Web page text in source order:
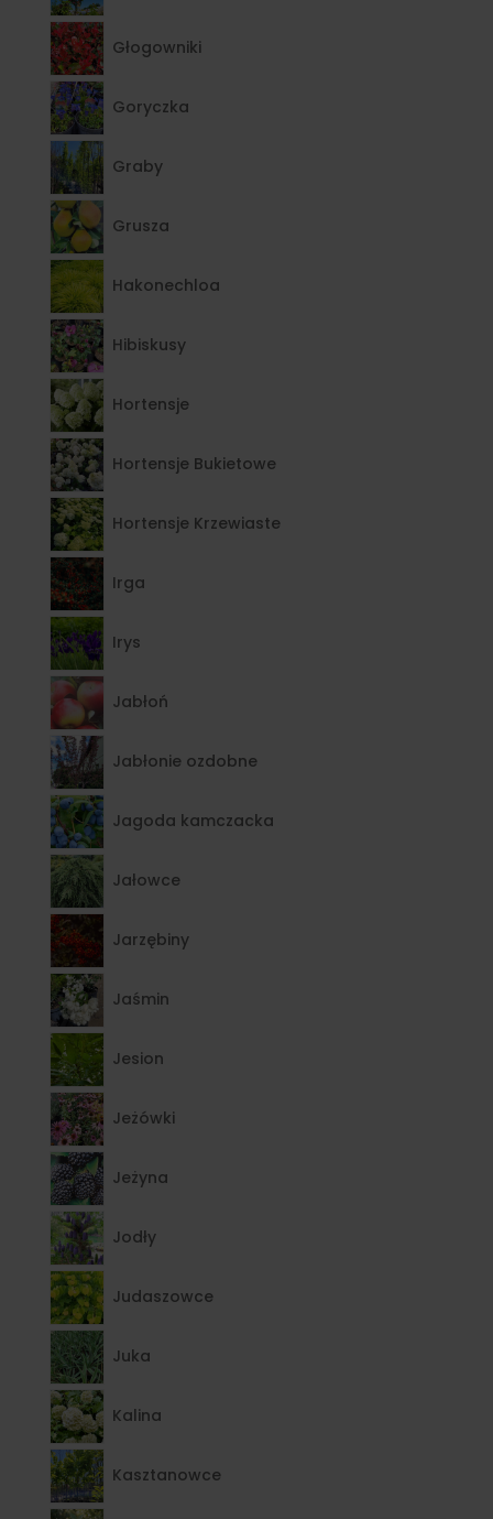
Głogowniki
Goryczka
Graby
Grusza
Hakonechloa
Hibiskusy
Hortensje
Hortensje Bukietowe
Hortensje Krzewiaste
Irga
Irys
Jabłoń
Jabłonie ozdobne
Jagoda kamczacka
Jałowce
Jarzębiny
Jaśmin
Jesion
Jeżówki
Jeżyna
Jodły
Judaszowce
Juka
Kalina
Kasztanowce